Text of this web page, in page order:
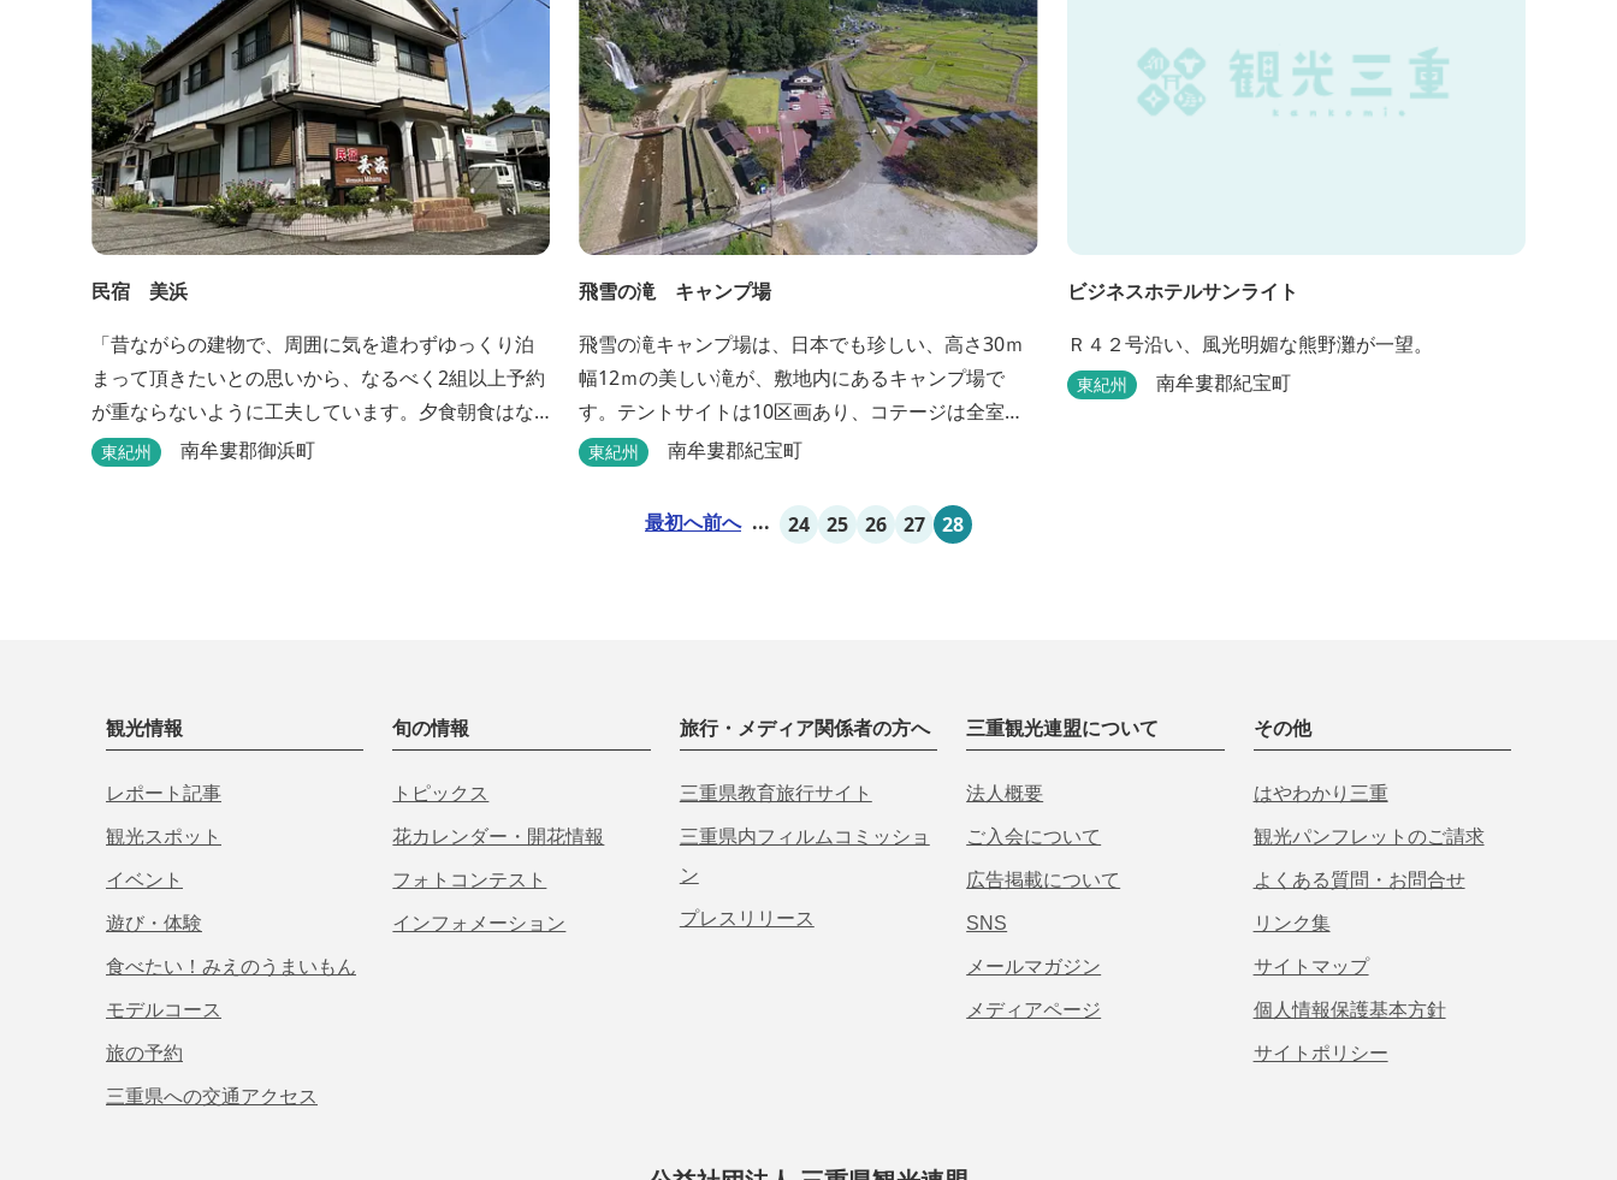
民宿 美浜
「昔ながらの建物で、周囲に気を遣わずゆっくり泊
まって頂きたいとの思いから、なるべく2組以上予約
が重ならないように工夫しています。夕食朝食はな
るべく、地元のものを使って、仕事などで連泊の方
東紀州 南牟婁郡御浜町
飛雪の滝 キャンプ場
飛雪の滝キャンプ場は、日本でも珍しい、高さ30ｍ
幅12ｍの美しい滝が、敷地内にあるキャンプ場で
す。テントサイトは10区画あり、コテージは全室で8
棟あります。近年は滝つぼを水風呂にしたサウナが
東紀州 南牟婁郡紀宝町
ビジネスホテルサンライト
Ｒ４２号沿い、風光明媚な熊野灘が一望。
東紀州 南牟婁郡紀宝町
最初へ前へ ... 24 25 26 27 28
観光情報
レポート記事
観光スポット
イベント
遊び・体験
食べたい！みえのうまいもん
モデルコース
旅の予約
三重県への交通アクセス
旬の情報
トピックス
花カレンダー・開花情報
フォトコンテスト
インフォメーション
旅行・メディア関係者の方へ
三重県教育旅行サイト
三重県内フィルムコミッショ
ン
プレスリリース
三重観光連盟について
法人概要
ご入会について
広告掲載について
SNS
メールマガジン
メディアページ
その他
はやわかり三重
観光パンフレットのご請求
よくある質問・お問合せ
リンク集
サイトマップ
個人情報保護基本方針
サイトポリシー